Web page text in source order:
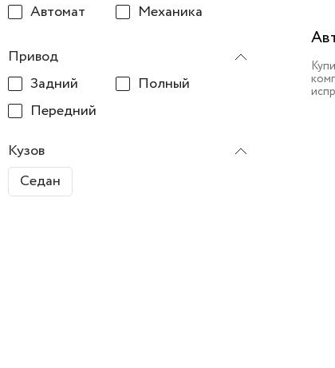
Автомат
Механика
Привод
Задний
Полный
Передний
Кузов
Седан